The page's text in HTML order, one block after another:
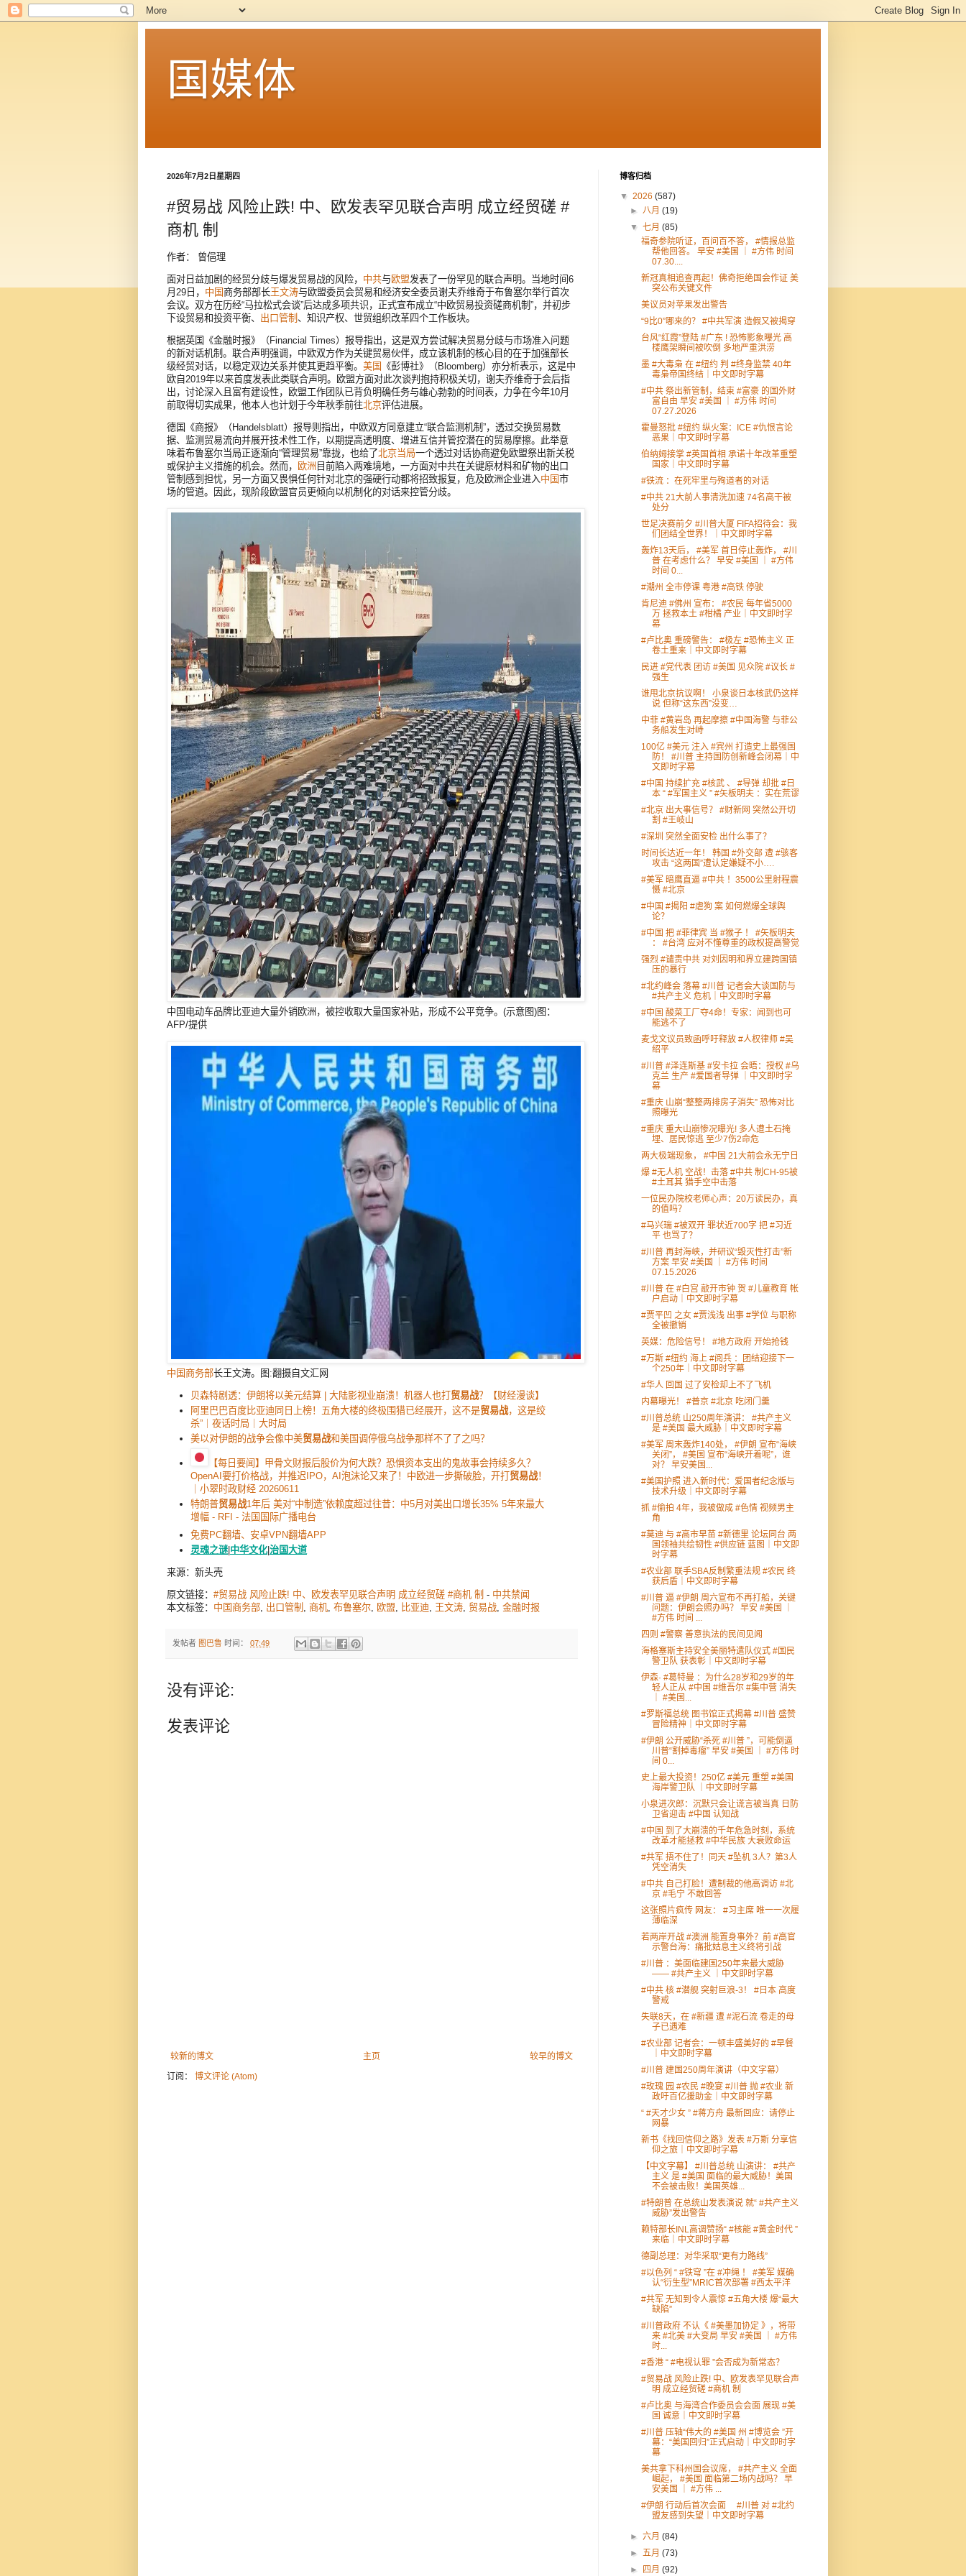
国媒体
2026年7月2日星期四
#贸易战 风险止跌! 中、欧发表罕见联合声明 成立经贸磋 #
商机 制
作者： 曾俋理
面对日益加剧的经贸分歧与爆发贸易战的风险， 中共与 欧盟发表了一份罕见的联合声明。当地时间6
月29日， 中国商务部部长王文涛与欧盟委员会贸易和经济安全委员谢夫乔维奇于布鲁塞尔举行首次
会议。双方在历经“马拉松式会谈”后达成多项共识，正式宣布成立“中欧贸易投资磋商机制”，并初步
下设贸易和投资平衡、 出口管制 、知识产权、世贸组织改革四个工作板块。
根据英国《金融时报》（Financial Times）报导指出，这是双方尝试解决贸易分歧与市场准入问题
的新对话机制。联合声明强调，中欧双方作为关键贸易伙伴，成立该机制的核心目的在于加强部长
级经贸对话，以稳定双边关系并使其更趋平衡。 美国 《彭博社》（Bloomberg）亦分析表示，这是中
欧自2019年以来首度发表此类联合声明。欧盟方面对此次谈判抱持积极关切，谢夫乔维奇于会后指
出，讨论深入且富有建设性，欧盟工作团队已背负明确任务与雄心勃勃的时间表，力争在今年10月
前取得切实成果，他本人也计划于今年秋季前往北京评估进展。
德国《商报》（Handelsblatt）报导则指出，中欧双方同意建立“联合监测机制”，透过交换贸易数
据、监测贸易流向并展开技术性工作，以期提高透明度、增进互信并管控潜在的贸易摩擦。此举意
味着布鲁塞尔当局正逐渐向“管理贸易”靠拢，也给了北京当局一个透过对话协商避免欧盟祭出新关税
或保护主义措施的机会。然而，
欧洲 目前陷入两难境地，一方面对中共在关键原材料和矿物的出口
管制感到担忧，另一方面又畏惧任何针对北京的强硬行动都将招致报复，危及欧洲企业进入中国市
场的管道。因此，现阶段欧盟官员更倾向以机制化的对话来控管分歧。
中国电动车品牌比亚迪大量外销欧洲，被控收取大量国家补贴，形成不公平竞争。(示意图)图：
AFP/提供
中国商务部长王文涛。图:翻摄自文汇网
贝森特剧透：伊朗将以美元结算 | 大陆影视业崩溃！机器人也打 贸易战？【财经漫谈】
阿里巴巴百度比亚迪同日上榜！五角大楼的终极围猎已经展开，这不是贸易战，这是绞
杀”｜夜话时局｜大时局
美以对伊朗的战争会像中美贸易战和美国调停俄乌战争那样不了了之吗？
【每日要闻】甲骨文财报后股价为何大跌？恐惧资本支出的鬼故事会持续多久？
OpenAI要打价格战，并推迟IPO，AI泡沫论又来了！中欧进一步撕破脸，开打 贸易战！
｜小翠时政财经 20260611
特朗普贸易战1年后 美对“中制造”依赖度超过往昔：中5月对美出口增长35% 5年来最大
增幅 - RFI - 法国国际广播电台
免费PC翻墙、安卓VPN翻墙APP
灵魂之谜 中华文化|治国大道
来源：新头壳
原文链接： #贸易战 风险止跌! 中、欧发表罕见联合声明 成立经贸磋 #商机 制 - 中共禁闻
本文标签： 中国商务部, 出口管制 , 商机, 布鲁塞尔, 欧盟, 比亚迪, 王文涛, 贸易战, 金融时报
发帖者 图巴鲁 时间： 07:49
没有评论:
发表评论
较新的博文 较早的博文
主页
订阅： 博文评论 (Atom)
博客归档
▼ 2026 (587)
►八月(19)
▼七月(85)
福奇参院听证，百问百不答， #情报总监
帮他回答。 早安 #美国 ｜ #方伟 时间
07.30....
新冠真相追查再起！佛奇拒绝国会作证 美
突公布关键文件
美议员对苹果发出警告
“9比0”哪来的？ #中共军演 造假又被揭穿
台风“红霞”登陆 #广东 ! 恐怖影象曝光 高
楼鹰架瞬间被吹倒 多地严重洪涝
墨 #大毒枭 在 #纽约 判 #终身监禁 40年
毒枭帝国终结｜中文即时字幕
#中共 祭出新管制，结束 #富豪 的国外财
富自由 早安 #美国 ｜ #方伟 时间
07.27.2026
霍曼怒批 #纽约 纵火案：ICE #仇恨言论
恶果｜中文即时字幕
伯纳姆接掌 #英国首相 承诺十年改革重塑
国家｜中文即时字幕
#铁流 ：在死牢里与殉道者的对话
#中共 21大前人事清洗加速 74名高干被
处分
世足决赛前夕 #川普大厦 FIFA招待会：我
们团结全世界！｜中文即时字幕
轰炸13天后， #美军 首日停止轰炸， #川
普 在考虑什么？ 早安 #美国 ｜ #方伟
时间 0...
#潮州 全市停课 粤港 #高铁 停驶
肯尼迪 #佛州 宣布： #农民 每年省5000
万 拯救本土 #柑橘 产业｜中文即时字
幕
#卢比奥 重磅警告： #极左 #恐怖主义 正
卷土重来｜中文即时字幕
民进 #党代表 团访 #美国 见众院 #议长 #
强生
谁甩北京抗议啊！ 小泉谈日本核武仍这样
说 但称“这东西”没变…
中菲 #黄岩岛 再起摩擦 #中国海警 与菲公
务船发生对峙
100亿 #美元 注入 #宾州 打造史上最强国
防！ #川普 主持国防创新峰会闭幕｜中
文即时字幕
#中国 持续扩充 #核武 、 #导弹 却批 #日
本 “ #军国主义 ” #矢板明夫 ：实在荒谬
#北京 出大事信号？ #财新网 突然公开切
割 #王岐山
#深圳 突然全面安检 出什么事了？
时间长达近一年！ 韩国 #外交部 遭 #骇客
攻击 “这两国”遭认定嫌疑不小….
#美军 暗鹰直逼 #中共 ！3500公里射程震
慑 #北京
#中国 #揭阳 #虐狗 案 如何燃爆全球舆
论？
#中国 把 #菲律宾 当 #猴子 ！ #矢板明夫
： #台湾 应对不懂尊重的政权提高警觉
强烈 #谴责中共 对刘因明和界立建跨国镇
压的暴行
#北约峰会 落幕 #川普 记者会大谈国防与
#共产主义 危机｜中文即时字幕
#中国 酸菜工厂夺4命！专家：闻到也可
能逃不了
麦戈文议员致函呼吁释放 #人权律师 #吴
绍平
#川普 #泽连斯基 #安卡拉 会晤：授权 #乌
克兰 生产 #爱国者导弹 ｜中文即时字
幕
#重庆 山崩“整整两排房子消失” 恐怖对比
照曝光
#重庆 重大山崩惨况曝光! 多人遭土石掩
埋、居民惊逃 至少7伤2命危
两大极端现象， #中国 21大前会永无宁日
爆 #无人机 空战！击落 #中共 制CH-95被
#土耳其 猎手空中击落
一位民办院校老师心声：20万读民办，真
的值吗？
#马兴瑞 #被双开 罪状近700字 把 #习近
平 也骂了？
#川普 再封海峡，并研议“毁灭性打击”新
方案 早安 #美国 ｜ #方伟 时间
07.15.2026
#川普 在 #白宫 敲开市钟 贺 #儿童教育 帐
户启动｜中文即时字幕
#贾平凹 之女 #贾浅浅 出事 #学位 与职称
全被撤销
英媒：危险信号！ #地方政府 开始抢钱
#万斯 #纽约 海上 #阅兵 ：团结迎接下一
个250年｜中文即时字幕
#华人 回国 过了安检却上不了飞机
内幕曝光！ #普京 #北京 吃闭门羹
#川普总统 山250周年演讲： #共产主义
是 #美国 最大威胁｜中文即时字幕
#美军 周末轰炸140处， #伊朗 宣布“海峡
关闭”， #美国 宣布“海峡开着呢”，谁
对？ 早安美国...
#美国护照 进入新时代：爱国者纪念版与
技术升级｜中文即时字幕
抓 #偷拍 4年，我被做成 #色情 视频男主
角
#莫迪 与 #高市早苗 #新德里 论坛同台 两
国领袖共绘韧性 #供应链 蓝图｜中文即
时字幕
#农业部 联手SBA反制繁重法规 #农民 终
获后盾｜中文即时字幕
#川普 逼 #伊朗 周六宣布不再打船，关键
问题：伊朗会照办吗？ 早安 #美国 ｜
#方伟 时间 ...
四则 #警察 善意执法的民间见闻
海格塞斯主持安全美丽特遣队仪式 #国民
警卫队 获表彰｜中文即时字幕
伊森· #葛特曼 ：为什么28岁和29岁的年
轻人正从 #中国 #维吾尔 #集中营 消失
｜ #美国...
#罗斯福总统 图书馆正式揭幕 #川普 盛赞
冒险精神｜中文即时字幕
#伊朗 公开威胁“杀死 #川普 ”，可能倒逼
川普“割掉毒瘤” 早安 #美国 ｜ #方伟 时
间 0...
史上最大投资！250亿 #美元 重塑 #美国
海岸警卫队 ｜中文即时字幕
小泉进次郎：沉默只会让谎言被当真 日防
卫省迎击 #中国 认知战
#中国 到了大崩溃的千年危急时刻，系统
改革才能拯救 #中华民族 大衰败命运
#共军 捂不住了！同天 #坠机 3人？第3人
凭空消失
#中共 自己打脸！遭制裁的他高调访 #北
京 #毛宁 不敢回答
这张照片疯传 网友： #习主席 唯一一次履
薄临深
若两岸开战 #澳洲 能置身事外？前 #高官
示警台海：痛批姑息主义终将引战
#川普 ：美面临建国250年来最大威胁
—— #共产主义 ｜中文即时字幕
#中共 核 #潜舰 突射巨浪-3！ #日本 高度
警戒
失联8天，在 #新疆 遭 #泥石流 卷走的母
子已遇难
#农业部 记者会：一顿丰盛美好的 #早餐
｜中文即时字幕
#川普 建国250周年演讲（中文字幕）
#玫瑰 园 #农民 #晚宴 #川普 抛 #农业 新
政吁百亿援助金｜中文即时字幕
“ #天才少女 ” #蒋方舟 最新回应：请停止
网暴
新书《找回信仰之路》发表 #万斯 分享信
仰之旅｜中文即时字幕
【中文字幕】 #川普总统 山演讲： #共产
主义 是 #美国 面临的最大威胁！美国
不会被击败！美国英雄...
#特朗普 在总统山发表演说 就“ #共产主义
威胁”发出警告
赖特部长INL高调赞扬“ #核能 #黄金时代 ”
来临｜中文即时字幕
德副总理：对华采取“更有力路线”
#以色列 “ #铁穹 ”在 #冲绳 ！ #美军 媒确
认“衍生型”MRIC首次部署 #西太平洋
#共军 无知到令人震惊 #五角大楼 爆“最大
缺陷”
#川普政府 不认《 #美墨加协定 》，将带
来 #北美 #大变局 早安 #美国 ｜ #方伟
时...
#香港 “ #电视认罪 ”会否成为新常态？
#贸易战 风险止跌! 中、欧发表罕见联合声
明 成立经贸磋 #商机 制
#卢比奥 与海湾合作委员会会面 展现 #美
国 诚意｜中文即时字幕
#川普 压轴“伟大的 #美国 州 #博览会 ”开
幕：“美国回归”正式启动｜中文即时字
幕
美共拿下科州国会议席， #共产主义 全面
崛起， #美国 面临第二场内战吗？ 早
安美国 ｜ #方伟 ...
#伊朗 行动后首次会面 #川普 对 #北约
盟友感到失望｜中文即时字幕
►六月(84)
►五月(73)
►
四月(92)